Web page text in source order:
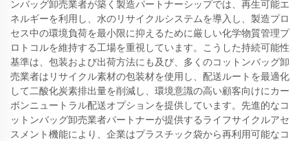
ンバッグ卸売業者が築く製造パートナーシップでは、再生可能エ
ネルギーを利用し、水のリサイクルシステムを導入し、製造プロ
セス中の環境負荷を最小限に抑えるために厳しい化学物質管理プ
ロトコルを維持する工場を重視しています。こうした持続可能性
基準は、包装および出荷方法にも及び、多くのコットンバッグ卸
売業者はリサイクル素材の包装材を使用し、配送ルートを最適化
して二酸化炭素排出量を削減し、環境意識の高い顧客向けにカー
ボンニュートラル配送オプションを提供しています。先進的なコ
ットンバッグ卸売業者パートナーが提供するライフサイクルアセ
スメント機能により、企業はプラスチック袋から再利用可能なコ